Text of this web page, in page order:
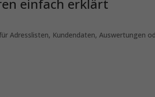
einfach erklärt
Adresslisten, Kundendaten,